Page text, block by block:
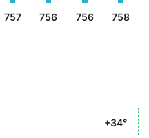
757 756 756 758
+34°